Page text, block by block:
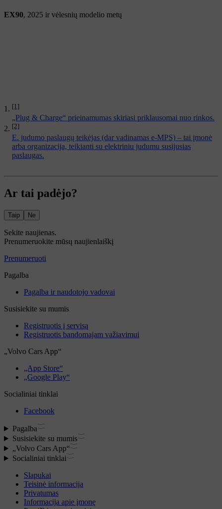
EX90, 2025 ir vėlesnių modelio metų
[1]
„Plug & Charge“ prieinamumas skiriasi priklausomai nuo rinkos.
[2]
E. judumo paslaugų teikėjas (dar vadinamas e-MPS) – tai įmonė
arba organizacija, teikianti su elektriniu judumu susijusias
paslaugas.
Ar tai padėjo?
Taip Ne